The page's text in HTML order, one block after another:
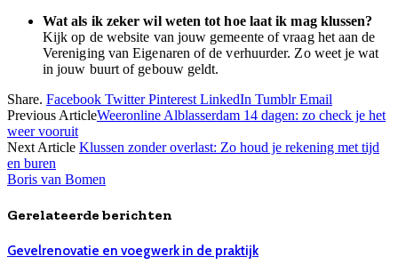
Wat als ik zeker wil weten tot hoe laat ik mag klussen?
Kijk op de website van jouw gemeente of vraag het aan de
Vereniging van Eigenaren of de verhuurder. Zo weet je wat
in jouw buurt of gebouw geldt.
Share. Facebook Twitter Pinterest LinkedIn Tumblr Email
Previous ArticleWeeronline Alblasserdam 14 dagen: zo check je het
weer vooruit
Next Article Klussen zonder overlast: Zo houd je rekening met tijd
en buren
Boris van Bomen
Gerelateerde berichten
Gevelrenovatie en voegwerk in de praktijk